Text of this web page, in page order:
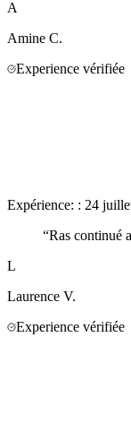
A
Amine C.
Experience vérifiée
Expérience: : 24
“Ras continué
L
Laurence V.
Experience vérifiée